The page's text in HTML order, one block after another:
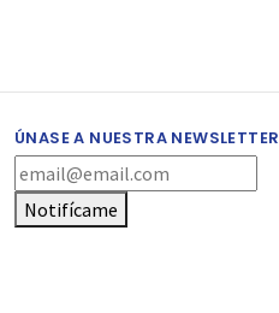
ÚNASE A NUESTRA NEWSLETTER
Notifícame